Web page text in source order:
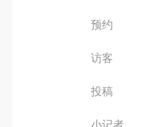
预约
访客
投稿
小记者